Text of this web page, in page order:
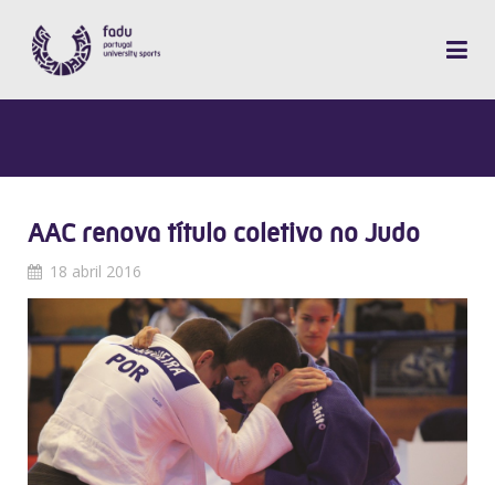
AAC renova título coletivo no Judo
18 abril 2016